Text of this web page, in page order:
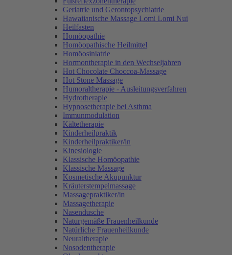
Geriatrie und Gerontopsychiatrie
Hawaiianische Massage Lomi Lomi Nui
Heilfasten
Homöopathie
Homöopathische Heilmittel
Homöosiniatrie
Hormontherapie in den Wechseljahren
Hot Chocolate Choccoa-Massage
Hot Stone Massage
Humoraltherapie - Ausleitungsverfahren
Hydrotherapie
Hypnosetherapie bei Asthma
Immunmodulation
Kältetherapie
Kinderheilpraktik
Kinderheilpraktiker/in
Kinesiologie
Klassische Homöopathie
Klassische Massage
Kosmetische Akupunktur
Kräuterstempelmassage
Massagepraktiker/in
Massagetherapie
Nasendusche
Naturgemäße Frauenheilkunde
Natürliche Frauenheilkunde
Neuraltherapie
Nosodentherapie